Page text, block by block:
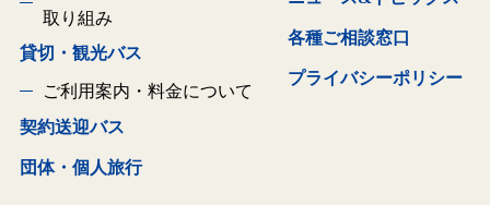
取り組み
貸切・観光バス
ご利用案内・料金について
契約送迎バス
団体・個人旅行
各種ご相談窓口
プライバシーポリシー